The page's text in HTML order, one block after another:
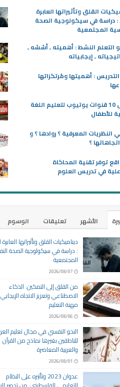
القلق وتأثيراتها العابرة
: دراسة في سيكولوجية الصحة
المجتمعية
التعلم النشط : أهميته ـ أسُسُه ـ
ـ إيجابياته
: أهميتها ومُرتكزاتها
أفضل 10 قنوات يوتيوب لتعليم اللغة
للأطفال
النظريات المعرفية ؟ روادها ؟ و
؟
توفر تقنية المحاكاة
في تدريس العلوم
الأشهر تعليقات
الوسوم
ديناميكيات القلق وتأثيراتها العابرة
: دراسة في سيكولوجية الصحة
المجتمعية
2026/08/07
من القلق إلى التمكين: الذكاء
الاصطناعي وتعزيز الاتجاه
مهنة التعليم
2026/08/06
النحو النفسي في مجال تعليم
للناطقين بغيرها نماذج من القرآن
والعربية المعاصرة
2026/08/01
عدوان 2023 وتأثيره على النظام